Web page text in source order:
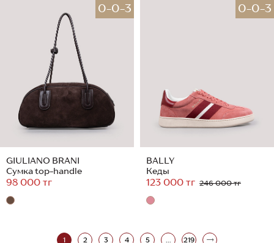
0-0-3
GIULIANO BRANI
Сумка top-handle
98 000 тг
0-0-3
BALLY
Кеды
123 000 тг 246 000 тг
1 2 3 4 5 ... 219